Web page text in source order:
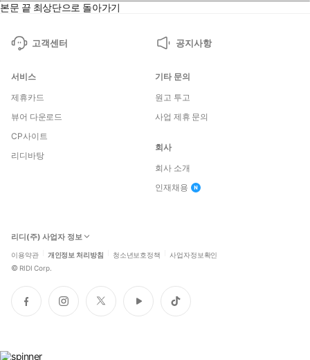
본문 끝 최상단으로 돌아가기
고객센터 공지사항
서비스
제휴카드
뷰어 다운로드
CP사이트
리디바탕
기타 문의
원고 투고
사업 제휴 문의
회사
회사 소개
인재채용
리디(주) 사업자 정보
이용약관 개인정보 처리방침 청소년보호정책 사업자정보확인
© RIDI Corp.
페
이
인
스
트
위
유
튜
틱
톡